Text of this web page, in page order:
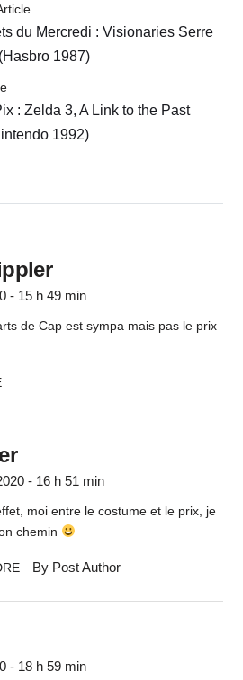
du Mercredi : Visionaries Serre
1987)
: Zelda 3, A Link to the Past
1992)
- 15 h 49 min
de Cap est sympa mais pas le prix
- 16 h 51 min
moi entre le costume et le prix, je
chemin
By Post Author
- 18 h 59 min